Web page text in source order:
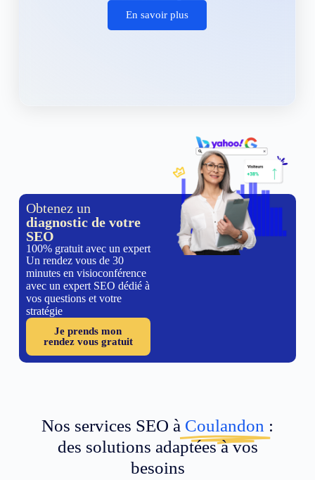
En savoir plus
Obtenez un
diagnostic de votre
SEO
100% gratuit avec un expert
Un rendez vous de 30
minutes en visioconférence
avec un expert SEO dédié à
vos questions et votre
stratégie
Je prends mon
rendez vous gratuit
Nos services SEO à Coulandon :
des solutions adaptées à vos
besoins